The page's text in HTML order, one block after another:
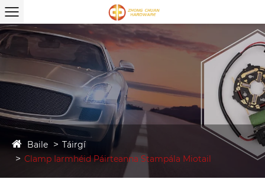
Baile
Táirgí
Clamp Iarmhéid Páirteanna Stampála Miotail